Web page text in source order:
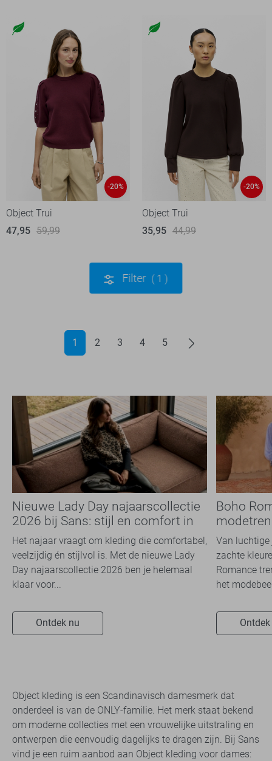
-20%
Object Trui
47,95 59,99
-20%
Object Trui
35,95 44,99
Filter 1
1 2 3 4 5
Nieuwe Lady Day najaarscollectie
2026 bij Sans: stijl en comfort in
travelkwaliteit
Het najaar vraagt om kleding die comfortabel,
veelzijdig én stijlvol is. Met de nieuwe Lady
Day najaarscollectie 2026 ben je helemaal
klaar voor...
Ontdek nu
Boho
overal
Van luchtige
zachte
Romance
het
Object kleding is een Scandinavisch damesmerk dat
onderdeel is van de ONLY-familie. Het merk staat bekend
om moderne collecties met een vrouwelijke uitstraling en
ontwerpen die eenvoudig dagelijks te dragen zijn. Bij Sans
vind je een ruim aanbod aan Object kleding voor dames: